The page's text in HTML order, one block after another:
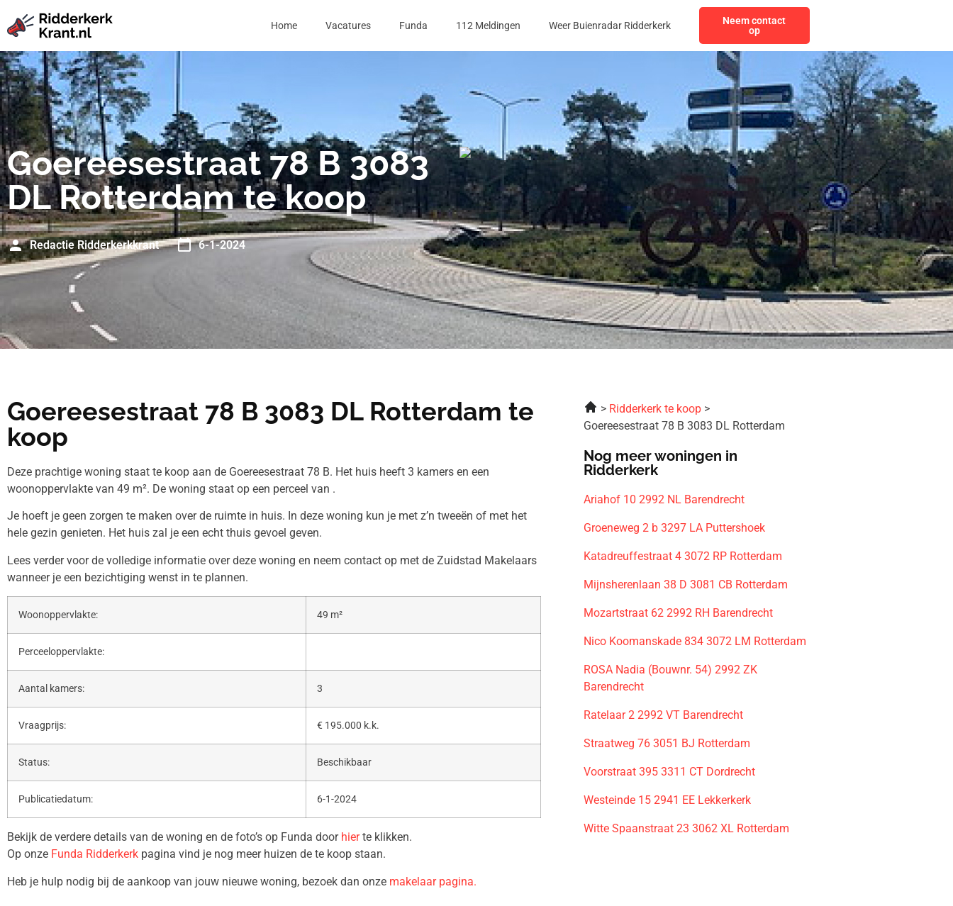
Home Vacatures Funda 112 Meldingen Weer Buienradar Ridderkerk
Neem contact
op
Goereesestraat 78 B 3083
DL Rotterdam te koop
Redactie Ridderkerkkrant 6-1-2024
Goereesestraat 78 B 3083 DL Rotterdam te
koop
Deze prachtige woning staat te koop aan de Goereesestraat 78 B. Het huis heeft 3 kamers en een
woonoppervlakte van 49 m². De woning staat op een perceel van .
Je hoeft je geen zorgen te maken over de ruimte in huis. In deze woning kun je met z’n tweeën of met het
hele gezin genieten. Het huis zal je een echt thuis gevoel geven.
Lees verder voor de volledige informatie over deze woning en neem contact op met de Zuidstad Makelaars
wanneer je een bezichtiging wenst in te plannen.
Woonoppervlakte: 49 m²
Perceeloppervlakte:
Aantal kamers: 3
Vraagprijs: € 195.000 k.k.
Status: Beschikbaar
Publicatiedatum: 6-1-2024
Bekijk de verdere details van de woning en de foto’s op Funda door hierte klikken.
Op onze Funda Ridderkerk pagina vind je nog meer huizen de te koop staan.
Heb je hulp nodig bij de aankoop van jouw nieuwe woning, bezoek dan onze makelaar pagina.
Ridderkerk te koop
Goereesestraat 78 B 3083 DL Rotterdam
Nog meer woningen in
Ridderkerk
Ariahof 10 2992 NL Barendrecht
Groeneweg 2 b 3297 LA Puttershoek
Katadreuffestraat 4 3072 RP Rotterdam
Mijnsherenlaan 38 D 3081 CB Rotterdam
Mozartstraat 62 2992 RH Barendrecht
Nico Koomanskade 834 3072 LM Rotterdam
ROSA Nadia (Bouwnr. 54) 2992 ZK
Barendrecht
Ratelaar 2 2992 VT Barendrecht
Straatweg 76 3051 BJ Rotterdam
Voorstraat 395 3311 CT Dordrecht
Westeinde 15 2941 EE Lekkerkerk
Witte Spaanstraat 23 3062 XL Rotterdam